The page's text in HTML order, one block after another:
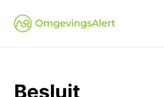
Besluit